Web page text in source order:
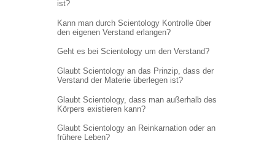
ist?
Kann man durch Scientology Kontrolle über
den eigenen Verstand erlangen?
Geht es bei Scientology um den Verstand?
Glaubt Scientology an das Prinzip, dass der
Verstand der Materie überlegen ist?
Glaubt Scientology, dass man außerhalb des
Körpers existieren kann?
Glaubt Scientology an Reinkarnation oder an
frühere Leben?